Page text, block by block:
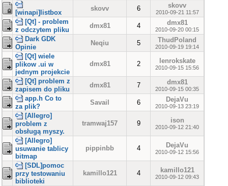
[winapi]listbox
skovv 6 skovv
2010-09-21 11:57
[Qt] - problem
z odczytem pliku
dmx81 4 dmx81
2010-09-20 00:15
Dark GDK
Opinie
Neqiu 5 ThudPoland
2010-09-19 19:14
[Qt] wiele
plikow .ui w
jednym projekcie
dmx81 2 lenrokskate
2010-09-15 15:56
[Qt] problem z
zapisem do pliku
dmx81 7 dmx81
2010-09-15 00:35
app.h Co to
za plik?
Savail 6 DejaVu
2010-09-13 23:19
[Allegro]
problem z
obsługą myszy.
tramwaj157 9 ison
2010-09-12 21:40
[Allegro]
usuwanie tablicy
bitmap
pippinbb 4 DejaVu
2010-09-12 15:56
[SDL]pomoc
przy testowaniu
biblioteki
kamillo121 4 kamillo121
2010-09-12 09:43